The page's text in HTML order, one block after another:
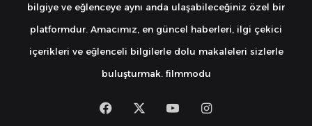
bilgiye ve eğlenceye aynı anda ulaşabileceğiniz özel bir
platformdur. Amacımız, en güncel haberleri, ilgi çekici
içerikleri ve eğlenceli bilgilerle dolu makaleleri sizlerle
buluşturmak. filmmodu
FacebookYouTubeInstagram